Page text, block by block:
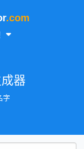
.com
器
字